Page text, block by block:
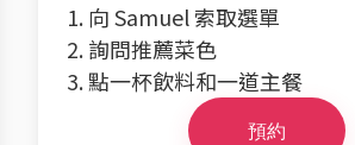
1. 向 Samuel 索取選單
2. 詢問推薦菜色
3. 點一杯飲料和一道主餐
預約